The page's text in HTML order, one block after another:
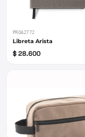
PROA2772
Libreta Arista
$ 28.600